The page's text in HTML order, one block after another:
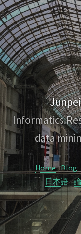
Informatics.
data
Home Blog
日本語